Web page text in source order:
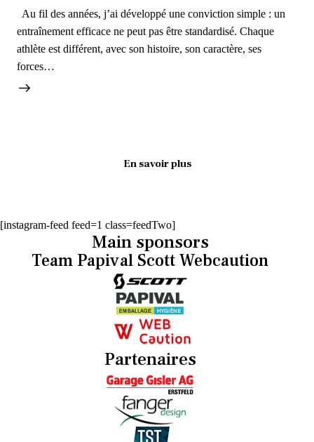
Au fil des années, j’ai développé une conviction simple : un
entraînement efficace ne peut pas être standardisé. Chaque
athlète est différent, avec son histoire, son caractère, ses
forces…
En savoir plus
[instagram-feed feed=1 class=feedTwo]
Main sponsors
Team Papival Scott Webcaution
Partenaires